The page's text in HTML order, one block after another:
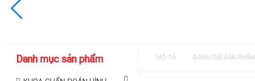
Danh mục sản phẩm MÔ TẢ ĐÁNH GIÁ SẢN PHẨM